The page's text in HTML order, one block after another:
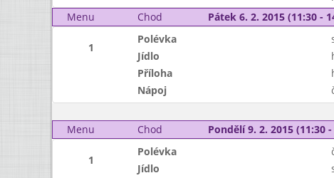
Menu
Chod Pátek 6. 2. 2015 (11:30 -
1
Polévka
Jídlo
Příloha
Nápoj
Menu
Chod Pondělí 9. 2. 2015 (11:30
1
Polévka
Jídlo